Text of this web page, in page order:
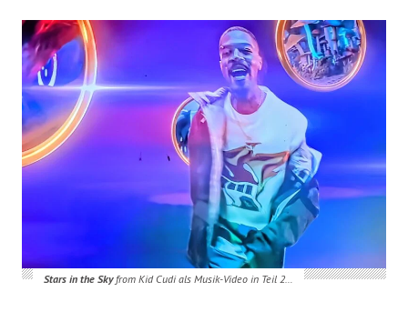
Stars in the Skyfrom Kid Cudi als Musik-Video in Teil 2…